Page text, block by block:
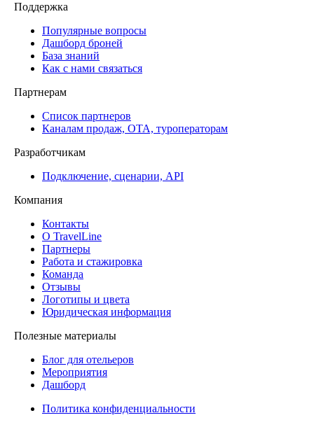
Поддержка
Популярные вопросы
Дашборд броней
База знаний
Как с нами связаться
Партнерам
Список партнеров
Каналам продаж, ОТА, туроператорам
Разработчикам
Подключение, сценарии, API
Компания
Контакты
О TravelLine
Партнеры
Работа и стажировка
Команда
Отзывы
Логотипы и цвета
Юридическая информация
Полезные материалы
Блог для отельеров
Мероприятия
Дашборд
Политика конфиденциальности